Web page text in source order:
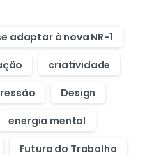
adaptar à nova NR-1
criatividade
Design
energia mental
Futuro do Trabalho